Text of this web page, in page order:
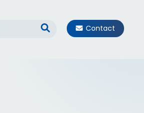
Contact